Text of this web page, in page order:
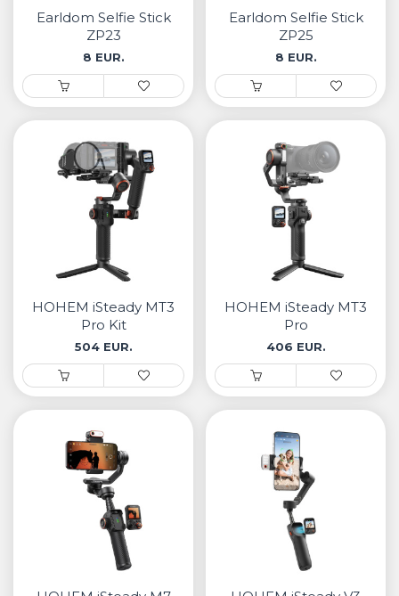
Earldom Selfie Stick
ZP23
8 EUR.
Earldom Selfie Stick
ZP25
8 EUR.
HOHEM iSteady MT3
Pro Kit
504 EUR.
HOHEM iSteady MT3
Pro
406 EUR.
• Xiaomi
РЕМЕНИ ЗА ЧАСОВНИК
• Apple watch
• Galaxy watch
• Xiaomi
• Останато
PLAYSTATION
AIRTAGS
ПРОЕКТОРИ